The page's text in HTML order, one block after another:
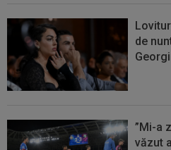
de
”Mi-a
văzut